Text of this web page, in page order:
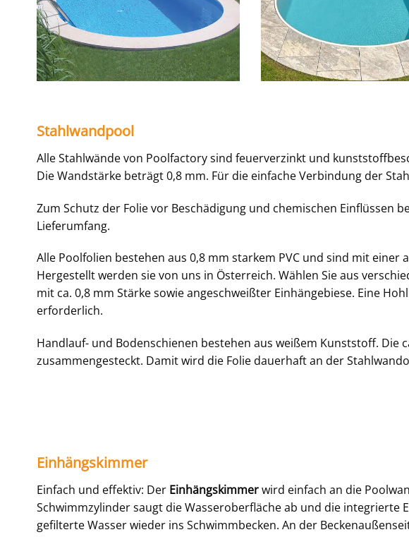
Stahlwandpool
Alle Stahlwände von Poolfactory sind feuerverzinkt und
Die Wandstärke beträgt 0,8 mm. Für die einfache Verbindung der
Zum Schutz der Folie vor Beschädigung und chemischen Einflüssen
Lieferumfang.
Alle Poolfolien bestehen aus 0,8 mm starkem PVC und sind mit einer
Hergestellt werden sie von uns in Österreich. Wählen Sie aus
mit ca. 0,8 mm Stärke sowie angeschweißter Einhängebiese. Eine
erforderlich.
Handlauf- und Bodenschienen bestehen aus weißem Kunststoff. Die
zusammengesteckt. Damit wird die Folie dauerhaft an der
Einhängskimmer
Einfach und effektiv: Der Einhängskimmerwird einfach an die
Schwimmzylinder saugt die Wasseroberfläche ab und die integrierte
gefilterte Wasser wieder ins Schwimmbecken. An der